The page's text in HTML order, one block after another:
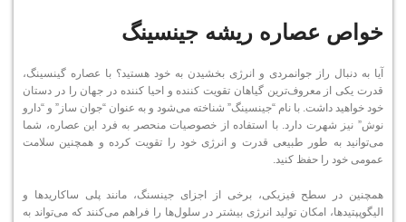
خواص عصاره ریشه جینسینگ
آیا به دنبال راز جوانمردی و انرژی بخشیدن به خود هستید؟ با عصاره گینسینگ،
قدرت یکی از معروف‌ترین گیاهان تقویت کننده و احیا کننده در جهان را در دستان
خود خواهید داشت. با نام “جینسینگ” شناخته می‌شود و به عنوان “جوان ساز” و “دارو
نوش” نیز شهرت دارد. با استفاده از خصوصیات منحصر به فرد این عصاره، شما
می‌توانید به طور طبیعی قدرت و انرژی خود را تقویت کرده و همچنین سلامت
عمومی خود را حفظ کنید.
همچنین در سطح فیزیکی، برخی از اجزای جینسنگ، مانند پلی ساکاریدها و
الیگوپپتیدها، امکان تولید انرژی بیشتر در سلول‌ها را فراهم می‌کنند که می‌تواند به